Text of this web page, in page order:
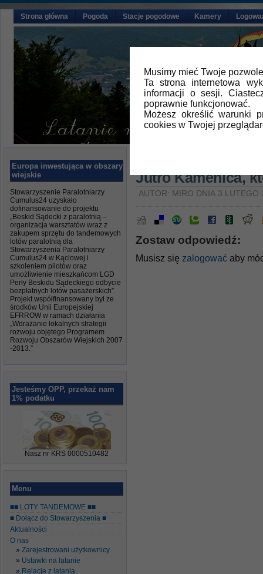
Musimy mieć Twoje
Ta strona internetowa
informacji o sesji.
poprawnie funkcjonować.
Możesz określić warunki
cookies w Twojej
Strona główna Pogoda Stacje pogodowe Kamery
Europa inwestująca w obszary
wiejskie
Stowarzyszenie Paralotniarzy
Cumulus24 uzyskało
dofinansowanie do projektu
„Beskid Sądecki z paralotnią –
organizacja warsztatów wraz z
zakupem sprzętu do tandemowych
lotów paralotnią dla
Stowarzyszenia Paralotniarzy
Cumulus24 w Kąclowej i
szkoleniem pilotów oraz
umożliwienie mieszkańcom LGD
Perły Beskidu Sądeckiego odbycie
bezpłatnych lotów pasażerskich”.
Projekt współfinansowany był ze
środków Unii Europejskiej
EFRROW w ramach działania
„Wdrażanie lokalnych strategii
rozwoju objętego Programem
Rozwoju Obszarów Wiejskich 2007
-2013.”
Jesteśmy OPP, przekaż nam
1% podatku
Nasz nr KRS 0000510482
Menu
■■ LOTY TANDEMOWE ■■
■ Dołącz do Stowarzyszenia ■
Aktualności
O nas
Zarejestrowani użytkownicy
Ustawki na latanie
Relacje z latania
Jutro Kamenica,
AUTOR: MIRO DNIA 3 LUTEGO
Zostaw odpowiedź:
Musisz się zalogować aby